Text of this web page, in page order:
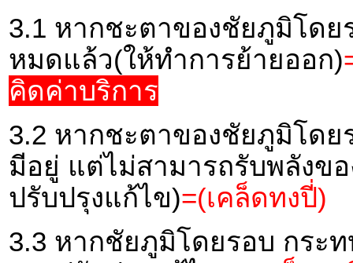
3.1 หากชะตาของชัยภูมิโด
หมดแล้ว(ให้ทำการย้ายออก)
คิดค่าบริการ
3.2 หากชะตาของชัยภูมิโดย
มีอยู่ แต่ไม่สามารถรับพลังข
ปรับปรุงแก้ไข)=(เคล็ดทงปี่)
3.3 หากชัยภูมิโดยรอบ กระ